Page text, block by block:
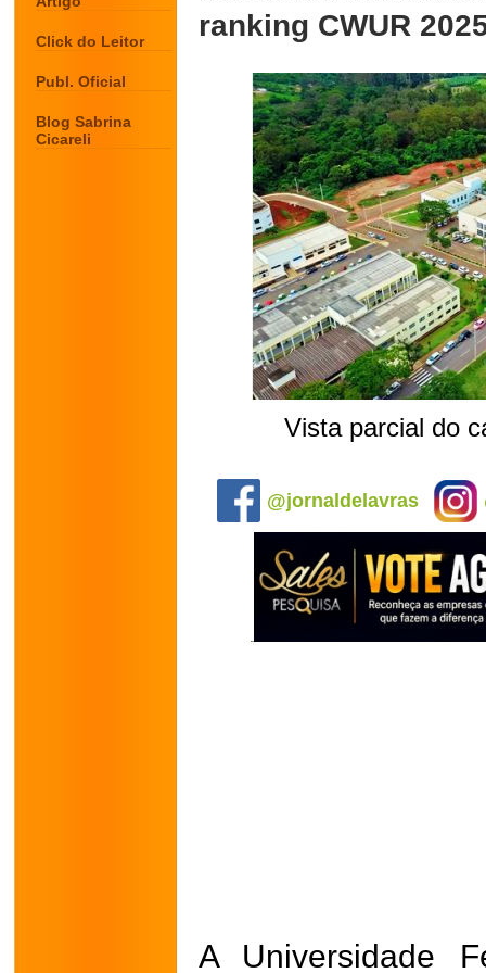
Click do Leitor
Publ. Oficial
Blog Sabrina
Cicareli
ranking CWUR
Vista parcial do
@jornaldelavras
A Universidade